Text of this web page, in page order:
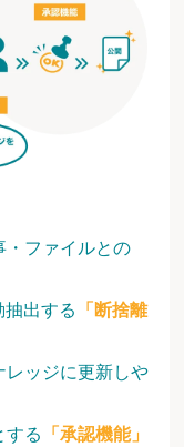
・ファイルとの
出する
「断捨離
レッジに更新しや
する
「承認機能」